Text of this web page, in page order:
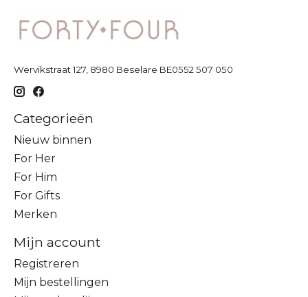
Wervikstraat 127, 8980 Beselare BE0552 507 050
Categorieën
Nieuw binnen
For Her
For Him
For Gifts
Merken
Mijn account
Registreren
Mijn bestellingen